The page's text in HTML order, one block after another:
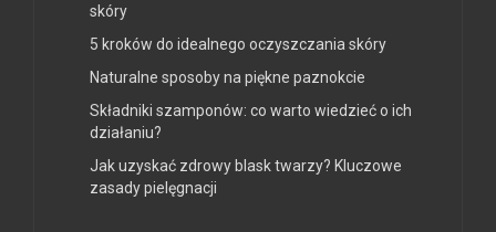
skóry
5 kroków do idealnego oczyszczania skóry
Naturalne sposoby na piękne paznokcie
Składniki szamponów: co warto wiedzieć o ich
działaniu?
Jak uzyskać zdrowy blask twarzy? Kluczowe
zasady pielęgnacji